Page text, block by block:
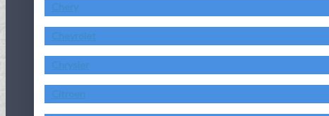
Chery
Chevrolet
Chrysler
Citroen